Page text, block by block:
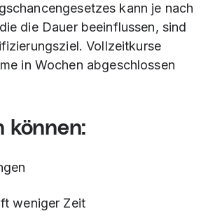
kann je nach
die Dauer beeinflussen, sind
Vollzeitkurse
in Wochen abgeschlossen
können:
weniger Zeit